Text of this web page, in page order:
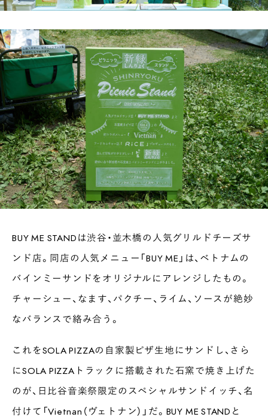
BUY ME STANDは渋谷・並木橋の人気グリルドチーズサ
ンド店。同店の人気メニュー「BUY ME」は、ベトナムの
バインミーサンドをオリジナルにアレンジしたもの。
チャーシュー、なます、パクチー、ライム、ソースが絶妙
なバランスで絡み合う。
これをSOLA PIZZAの自家製ピザ生地にサンドし、さら
にSOLA PIZZAトラックに搭載された石窯で焼き上げた
のが、日比谷音楽祭限定のスペシャルサンドイッチ、名
付けて「Vietnan（ヴェトナン）」だ。BUY ME STANDと